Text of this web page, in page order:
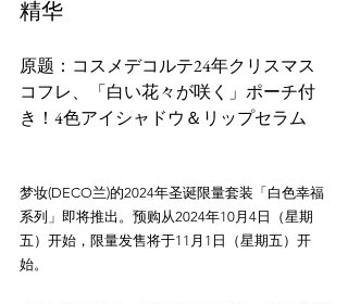
精华
原题：コスメデコルテ24年クリスマス
コフレ、「白い花々が咲く」ポーチ付
梦妆(DECO兰)的2024年圣诞限量套装「白色幸福
系列」即将推出。预购从2024年10月4日（星期
五）开始，限量发售将于11月1日（星期五）开
始。